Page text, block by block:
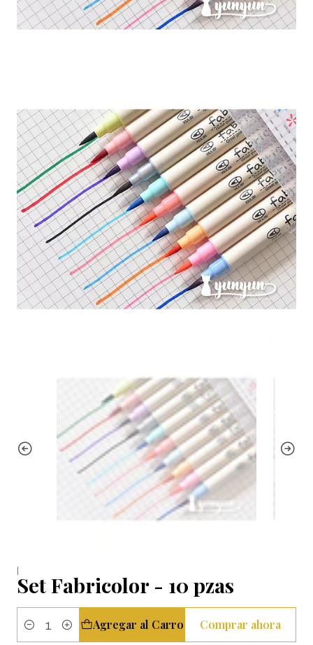
|
Set Fabricolor - 10 pzas
Cantidad
Agregar al Carro Comprar ahora